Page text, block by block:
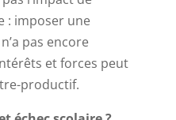
: imposer une
pas encore
et forces peut
productif.